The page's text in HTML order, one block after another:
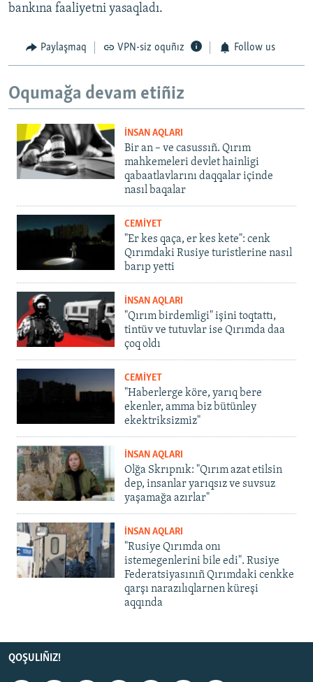
bankına faaliyetni yasaqladı.
Paylaşmaq VPN-siz oquñız Follow us
Oqumağa devam etiñiz
İNSAN AQLARI
Bir an – ve casussıñ. Qırım
mahkemeleri devlet hainligi
qabaatlavlarını daqqalar içinde
nasıl baqalar
CEMİYET
"Er kes qaça, er kes kete": cenk
Qırımdaki Rusiye turistlerine nasıl
barıp yetti
İNSAN AQLARI
"Qırım birdemligi" işini toqtattı,
tintüv ve tutuvlar ise Qırımda daa
çoq oldı
CEMİYET
"Haberlerge köre, yarıq bere
ekenler, amma biz bütünley
ekektriksizmiz"
İNSAN AQLARI
Olğa Skrıpnık: "Qırım azat etilsin
dep, insanlar yarıqsız ve suvsuz
yaşamağa azırlar"
İNSAN AQLARI
"Rusiye Qırımda onı
istemegenlerini bile edi". Rusiye
Federatsiyasınıñ Qırımdaki cenkke
qarşı narazılıqlarnen küreşi
aqqında
QOŞULIÑIZ!